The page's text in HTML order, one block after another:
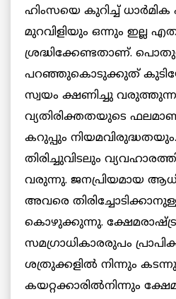
ഹിംസയെ കുറിച്ച് ധാര്‍മിക
മുറവിളിയും ഒന്നും ഇല്ല
ശ്രദ്ധിക്കേണ്ടതാണ്.
പറഞ്ഞുകൊടുക്കുത്
സ്വയം ക്ഷണിച്ചു
വ്യതിരിക്തതയുടെ
കറുപ്പും
തിരിച്ചുവിടലും
വരുന്നു. ജനപ്രിയമായ
അവരെ
കൊഴുക്കുന്നു.
സമഗ്രാധികാരരുപം
ശത്രുക്കളില്‍ നിന്നും കടന്നു
കയറ്റക്കാരില്‍നിന്നും